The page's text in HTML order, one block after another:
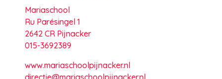
Mariaschool
Ru Parésingel 1
2642 CR Pijnacker
015-3692389
www.mariaschoolpijnacker.nl
directie@mariaschoolpijnacker.nl